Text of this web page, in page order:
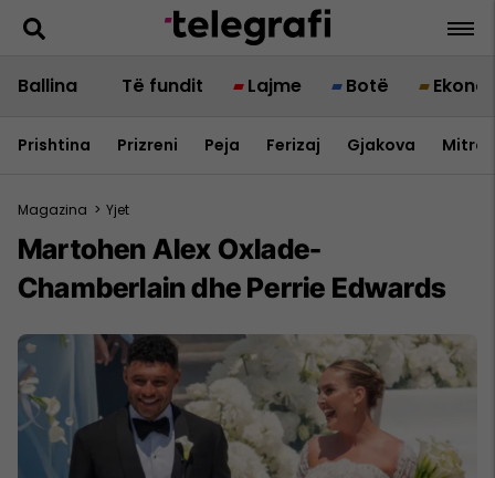
Ballina Të fundit Lajme Botë
Prishtina Prizreni Peja Ferizaj Gjakova
Magazina > Yjet
Martohen Alex Oxlade-
Chamberlain dhe Perrie Edwards